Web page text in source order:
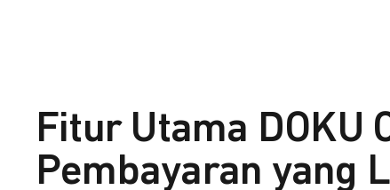
Fitur Utama DOKU
Pembayaran yang